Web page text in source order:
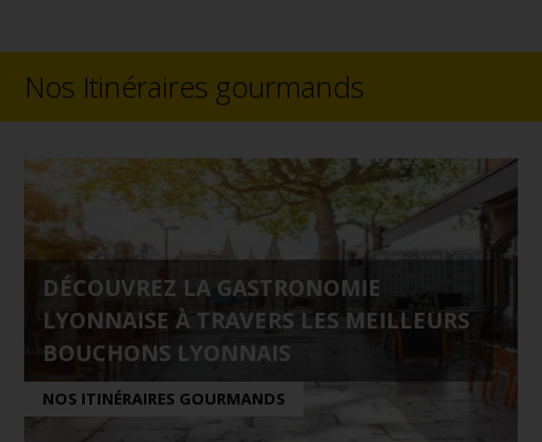
Nos Itinéraires gourmands
DÉCOUVREZ LA GASTRONOMIE
LYONNAISE À TRAVERS LES MEILLEURS
BOUCHONS LYONNAIS
NOS ITINÉRAIRES GOURMANDS